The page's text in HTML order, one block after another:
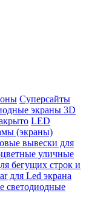
Суперсайты
экраны 3D
LED
(экраны)
вывески для
уличные
бегущих строк и
для Led экрана
светодиодные